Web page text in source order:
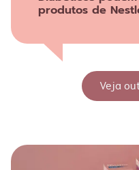
produtos de
Veja